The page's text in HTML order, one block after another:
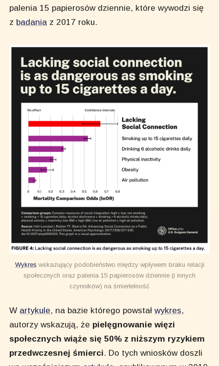
palenia 15 papierosów dziennie, które wywodzi się
z badania z 2017 roku.
Wykres wskazujący podobieństwo między wpływem braku relacji
społecznych oraz palenia 15 papierosów dziennie (i innych
czynników) na śmiertelność
W artykule, na bazie którego powstałwykres,
autorzy wskazują, że pielęgnowanie więzi
społecznych wiąże się 50% z niższym ryzykiem
przedwczesnej śmierci. Do tych wniosków doszli